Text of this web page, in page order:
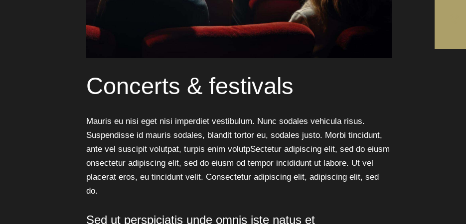
Concerts & festivals
Mauris eu nisi eget nisi imperdiet vestibulum. Nunc sodales vehicula risus.
Suspendisse id mauris sodales, blandit tortor eu, sodales justo. Morbi tincidunt,
ante vel suscipit volutpat, turpis enim volutpSectetur adipiscing elit, sed do eiusm
onsectetur adipiscing elit, sed do eiusm od tempor incididunt ut labore. Ut vel
placerat eros, eu tincidunt velit. Consectetur adipiscing elit, adipiscing elit, sed
do.
Sed ut perspiciatis unde omnis iste natus et